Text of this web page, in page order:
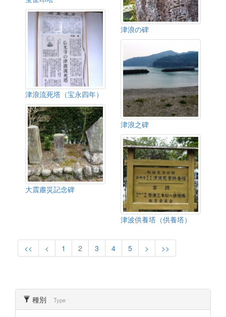
津浪の碑
津浪流死塔（宝永四年）
津浪之碑
大震肅災記念碑
津波供養塔（供養塔）
<< < 1 2 3 4 5 > >>
種別 Type